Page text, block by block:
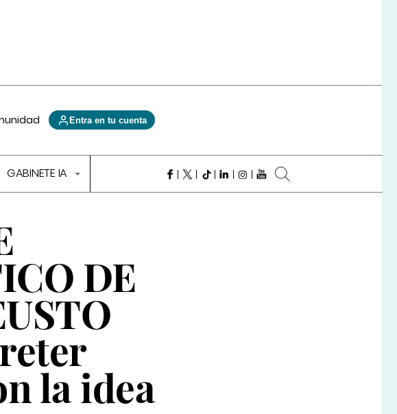
Entra en tu cuenta
GABINETE IA
DE
la idea